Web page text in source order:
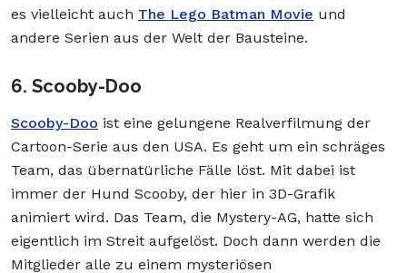
es vielleicht auch The Lego Batman Movie und
andere Serien aus der Welt der Bausteine.
6. Scooby-Doo
Scooby-Doo ist eine gelungene Realverfilmung der
Cartoon-Serie aus den USA. Es geht um ein schräges
Team, das übernatürliche Fälle löst. Mit dabei ist
immer der Hund Scooby, der hier in 3D-Grafik
animiert wird. Das Team, die Mystery-AG, hatte sich
eigentlich im Streit aufgelöst. Doch dann werden die
Mitglieder alle zu einem mysteriösen